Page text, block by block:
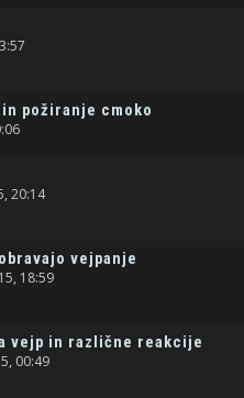
požiranje cmoko
20:14
vejpanje
18:59
vejp in različne reakcije
00:49